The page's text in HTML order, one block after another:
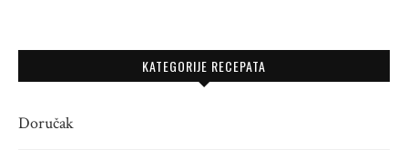
KATEGORIJE RECEPATA
Doručak